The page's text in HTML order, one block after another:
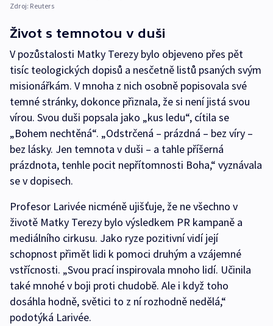
Zdroj: Reuters
Život s temnotou v duši
V pozůstalosti Matky Terezy bylo objeveno přes pět
tisíc teologických dopisů a nesčetně listů psaných svým
misionářkám. V mnoha z nich osobně popisovala své
temné stránky, dokonce přiznala, že si není jistá svou
vírou. Svou duši popsala jako „kus ledu“, cítila se
„Bohem nechtěná“. „Odstrčená – prázdná – bez víry –
bez lásky. Jen temnota v duši – a tahle příšerná
prázdnota, tenhle pocit nepřítomnosti Boha,“ vyznávala
se v dopisech.
Profesor Larivée nicméně ujišťuje, že ne všechno v
životě Matky Terezy bylo výsledkem PR kampaně a
mediálního cirkusu. Jako ryze pozitivní vidí její
schopnost přimět lidi k pomoci druhým a vzájemné
vstřícnosti. „Svou prací inspirovala mnoho lidí. Učinila
také mnohé v boji proti chudobě. Ale i když toho
dosáhla hodně, světici to z ní rozhodně nedělá,“
podotýká Larivée.